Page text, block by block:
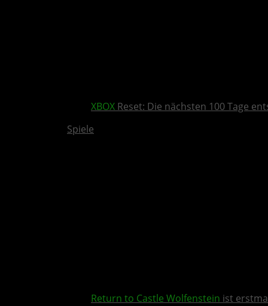
XBOX Reset: Die nächsten 100 Tage
Spiele
Return to Castle Wolfenstein ist